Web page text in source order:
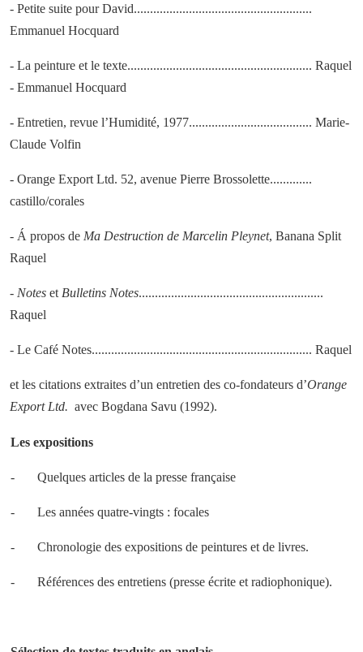
- Petite suite pour David.......................................................
Emmanuel Hocquard
- La peinture et le texte......................................................... Raquel
- Emmanuel Hocquard
- Entretien, revue l’Humidité, 1977...................................... Marie-
Claude Volfin
- Orange Export Ltd. 52, avenue Pierre Brossolette.............
castillo/corales
- Á propos de Ma Destruction de Marcelin Pleynet, Banana Split
Raquel
- Notes et Bulletins Notes.........................................................
Raquel
- Le Café Notes.................................................................... Raquel
et les citations extraites d’un entretien des co-fondateurs d’Orange
Export Ltd. avec Bogdana Savu (1992).
Les expositions
- Quelques articles de la presse française
- Les années quatre-vingts : focales
- Chronologie des expositions de peintures et de livres.
- Références des entretiens (presse écrite et radiophonique).